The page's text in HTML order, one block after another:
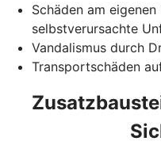
Schäden am
selbstverursachte
Vandalismus durch
Transportschäden